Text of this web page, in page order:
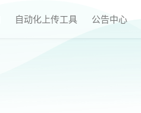
公告中心
自动化上传工具